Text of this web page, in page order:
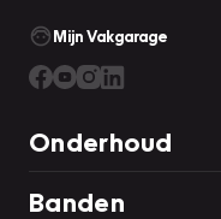
Mijn Vakgarage
Onderhoud
Banden